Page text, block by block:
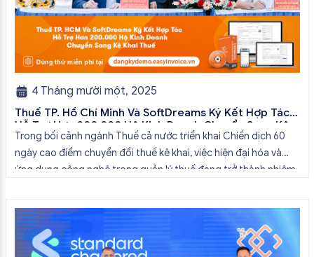
4 Tháng mười một, 2025
Thuế TP. Hồ Chí Minh Và SoftDreams Ký Kết Hợp Tác
Hỗ Trợ Hơn 200.000 Hộ Kinh Doanh Chuyển Sang Kê
Khai Thuế
Trong bối cảnh ngành Thuế cả nước triển khai Chiến dịch 60
ngày cao điểm chuyển đổi thuế kê khai, việc hiện đại hóa và
ứng dụng công nghệ trong quản lý thuế đang trở thành nhiệm